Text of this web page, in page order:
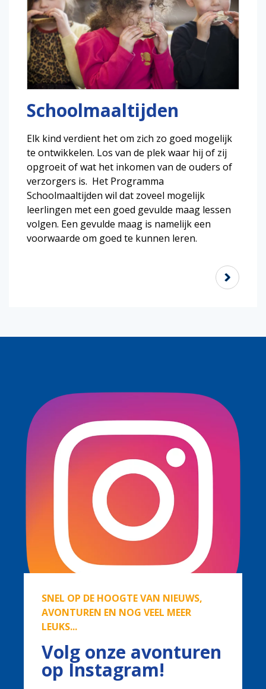
Schoolmaaltijden
Elk kind verdient het om zich zo goed mogelijk
te ontwikkelen. Los van de plek waar hij of zij
opgroeit of wat het inkomen van de ouders of
verzorgers is. Het Programma
Schoolmaaltijden wil dat zoveel mogelijk
leerlingen met een goed gevulde maag lessen
volgen. Een gevulde maag is namelijk een
voorwaarde om goed te kunnen leren.
SNEL OP DE HOOGTE VAN NIEUWS,
AVONTUREN EN NOG VEEL MEER
LEUKS...
Volg onze avonturen
op Instagram!